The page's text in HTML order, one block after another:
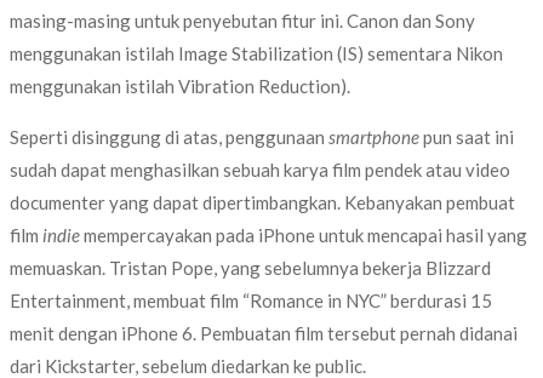
masing-masing untuk penyebutan fitur ini. Canon dan Sony
menggunakan istilah Image Stabilization (IS) sementara Nikon
menggunakan istilah Vibration Reduction).
Seperti disinggung di atas, penggunaan smartphonepun saat ini
sudah dapat menghasilkan sebuah karya film pendek atau video
documenter yang dapat dipertimbangkan. Kebanyakan pembuat
film indiemempercayakan pada iPhone untuk mencapai hasil yang
memuaskan. Tristan Pope, yang sebelumnya bekerja Blizzard
Entertainment, membuat film “Romance in NYC” berdurasi 15
menit dengan iPhone 6. Pembuatan film tersebut pernah didanai
dari Kickstarter, sebelum diedarkan ke public.